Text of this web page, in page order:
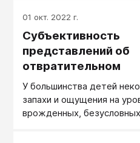
отвратительного может и
возникнуть, если человек,
не склонен переживать в
или не любит эту
эмоцию. Увидел
убрал, если можно, и все.
01 окт. 2022 г.
Субъективность
представлений об
отвратительном
У большинства детей
запахи и ощущения на
врожденных, безусловных